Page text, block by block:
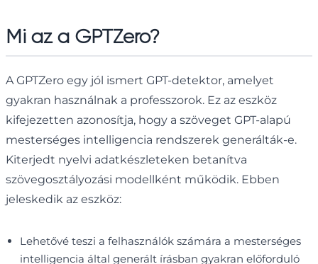
Mi az a GPTZero?
A GPTZero egy jól ismert GPT-detektor, amelyet
gyakran használnak a professzorok. Ez az eszköz
kifejezetten azonosítja, hogy a szöveget GPT-alapú
mesterséges intelligencia rendszerek generálták-e.
Kiterjedt nyelvi adatkészleteken betanítva
szövegosztályozási modellként működik. Ebben
jeleskedik az eszköz:
Lehetővé teszi a felhasználók számára a mesterséges
intelligencia által generált írásban gyakran előforduló